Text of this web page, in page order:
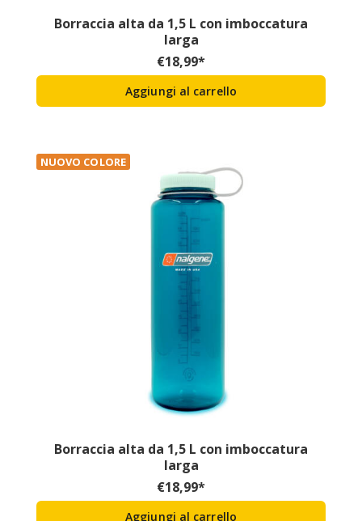
Borraccia alta da 1,5 L con imboccatura
larga
€18,99*
Aggiungi al carrello
NUOVO COLORE
Borraccia alta da 1,5 L con imboccatura
larga
€18,99*
Aggiungi al carrello